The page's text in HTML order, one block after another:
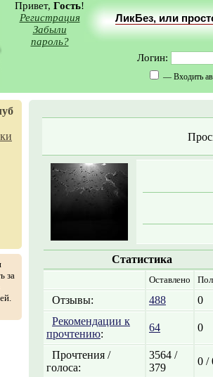
Привет, Гость!
Регистрация
Забыли
пароль?
ЛикБез, или
Логин:
— Входить
за
Статистика
Оставлено
Отзывы: 488
0
Рекомендации к
прочтению:
64 0
Прочтения /
голоса:
3564 /
379
0 /